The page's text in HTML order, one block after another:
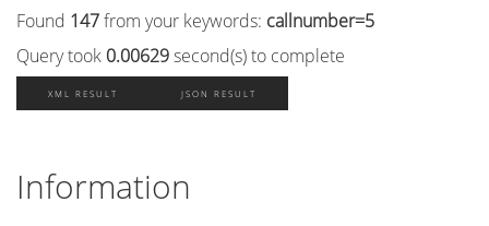
Found 147from your keywords: callnumber=5
Query took 0.00629second(s) to complete
XML RESULT JSON RESULT
Information